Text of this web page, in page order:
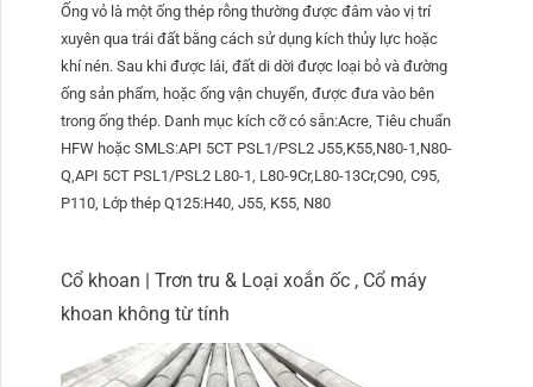
Ống vỏ là một ống thép rỗng thường được đâm vào vị trí
xuyên qua trái đất bằng cách sử dụng kích thủy lực hoặc
khí nén. Sau khi được lái, đất di dời được loại bỏ và đường
ống sản phẩm, hoặc ống vận chuyển, được đưa vào bên
trong ống thép. Danh mục kích cỡ có sẵn:Acre, Tiêu chuẩn
HFW hoặc SMLS:API 5CT PSL1/PSL2 J55,K55,N80-1,N80-
Q,API 5CT PSL1/PSL2 L80-1, L80-9Cr,L80-13Cr,C90, C95,
P110, Lớp thép Q125:H40, J55, K55, N80
Cổ khoan | Trơn tru & Loại xoắn ốc , Cổ máy
khoan không từ tính